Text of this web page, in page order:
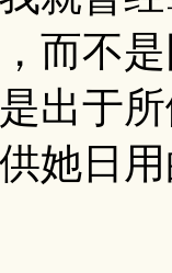
而不
出于
她日